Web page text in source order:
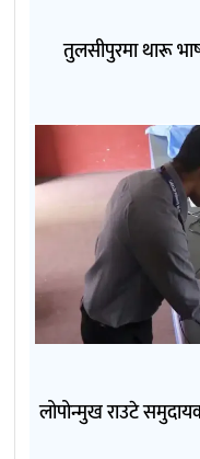
तुलसीपुरमा थारू
लोपोन्मुख राउटे